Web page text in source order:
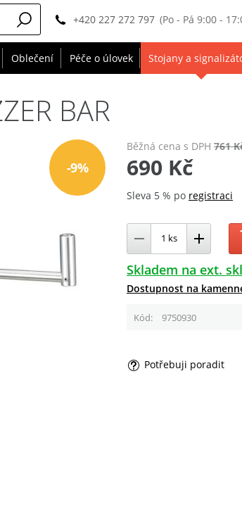
+420 227 272 797 (Po - Pá 9:00 -
Oblečení Péče o úlovek Stojany a
BAR
-9%
Běžná cena s DPH 761
690 Kč
Sleva 5 % po registraci
Skladem na ext.
Dostupnost na
Kód 9750930
Potřebuji poradit